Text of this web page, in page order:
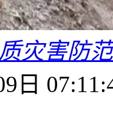
灾害防
日